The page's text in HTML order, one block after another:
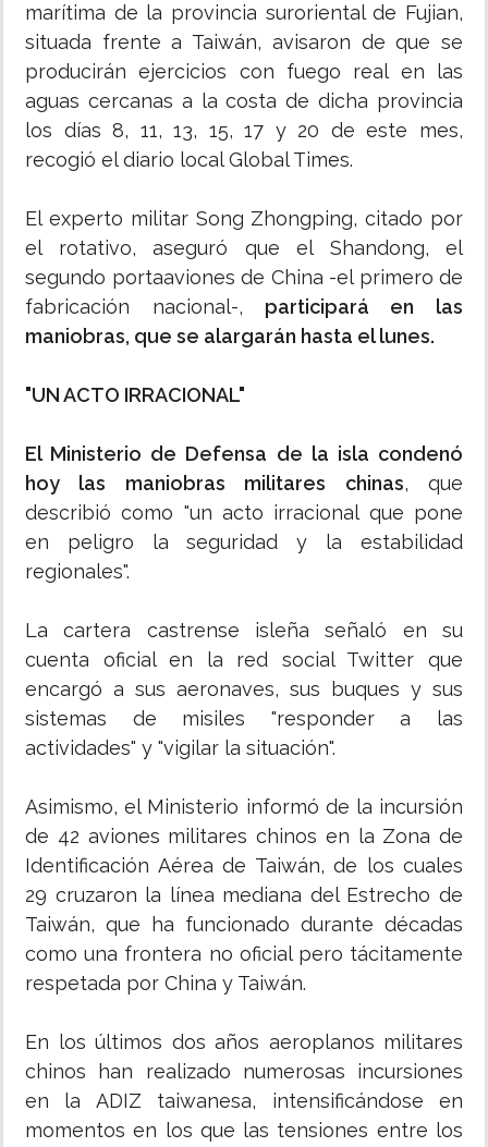
marítima de la provincia suroriental de Fujian,
situada frente a Taiwán, avisaron de que se
producirán ejercicios con fuego real en las
aguas cercanas a la costa de dicha provincia
los días 8, 11, 13, 15, 17 y 20 de este mes,
recogió el diario local Global Times.
El experto militar Song Zhongping, citado por
el rotativo, aseguró que el Shandong, el
segundo portaaviones de China -el primero de
fabricación nacional-, participará en las
maniobras, que se alargarán hasta el lunes.
"UN ACTO IRRACIONAL"
El Ministerio de Defensa de la isla condenó
hoy las maniobras militares chinas, que
describió como "un acto irracional que pone
en peligro la seguridad y la estabilidad
regionales".
La cartera castrense isleña señaló en su
cuenta oficial en la red social Twitter que
encargó a sus aeronaves, sus buques y sus
sistemas de misiles "responder a las
actividades" y "vigilar la situación".
Asimismo, el Ministerio informó de la incursión
de 42 aviones militares chinos en la Zona de
Identificación Aérea de Taiwán, de los cuales
29 cruzaron la línea mediana del Estrecho de
Taiwán, que ha funcionado durante décadas
como una frontera no oficial pero tácitamente
respetada por China y Taiwán.
En los últimos dos años aeroplanos militares
chinos han realizado numerosas incursiones
en la ADIZ taiwanesa, intensificándose en
momentos en los que las tensiones entre los